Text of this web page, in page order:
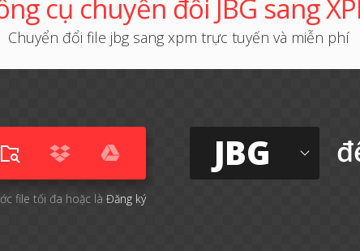
cụ chuyển đổi JBG sang
Chuyển đổi file jbg sang xpm trực tuyến và miễn phí
file tối đa hoặc là Đăng ký
JBG